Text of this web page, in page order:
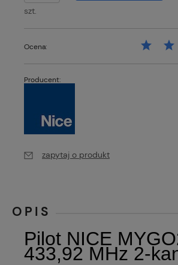
szt.
Ocena:
Producent:
zapytaj o produkt
OPIS
Pilot NICE
433,92 MHz 2-